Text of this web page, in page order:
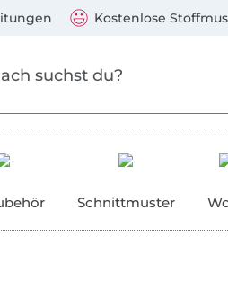
Kostenlose
Schnittmuster
Mastercard, PayPal,